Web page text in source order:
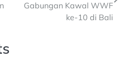
Gabungan Kawal WWF
ke-10 di Bali